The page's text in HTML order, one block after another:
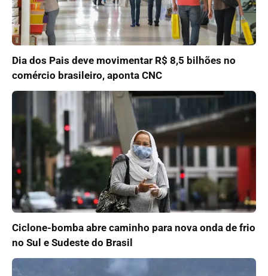
Dia dos Pais deve movimentar R$ 8,5 bilhões no
comércio brasileiro, aponta CNC
Ciclone-bomba abre caminho para nova onda de frio
no Sul e Sudeste do Brasil